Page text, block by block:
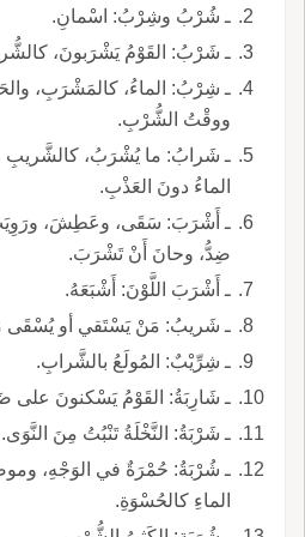
ـ شُرْبُ وشِرْبُ: اسْمانِ.
ـ شَرْبُ: القَوْمُ يَشْرَبونَ،
ـ شِرْبُ: الماءُ، كالمَشْرَبِ،
ووقْتُ الشُّرْبِ.
ـ شَرابُ: ما يُشْرَبُ، كالشَّريبِ
الماءُ دونَ العَذْبِ.
ـ أَشْرَبَ: سَقَى، وعَطِشَ،
ضِدُّ، وحانَ أَنْ تَشْرَبَ.
ـ أَشْرَبَ اللَّوْنَ: أَشْبَعَهُ.
ـ شَريبُ: مَنْ يَسْتَقي أو يُسْقَى
ـ شِرِّيْبٌ: المُولَعُ بالشَّرابِ.
ـ شَارِبَةُ: القَوْمُ يَسْكنونَ على
ـ شَرْبَةُ: النَّخْلَةُ تَنْبُتُ مِنَ النَّوَى.
ـ شُرْبَةُ: حُمْرَةٌ في الوَجْهِ،
الماءِ كالحُسْوَةِ.